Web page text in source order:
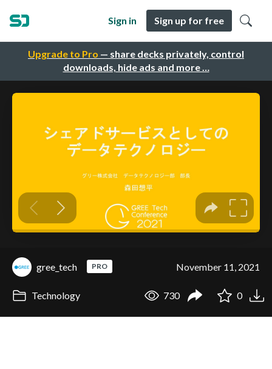
Upgrade to Pro — share decks privately, control
downloads, hide ads and more …
Sign in Sign up for free
gree_tech PRO November 11, 2021
Technology 730 0